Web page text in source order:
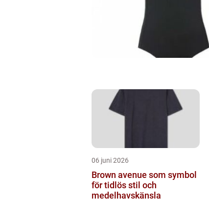
06 juni 2026
Brown avenue som symbol
för tidlös stil och
medelhavskänsla